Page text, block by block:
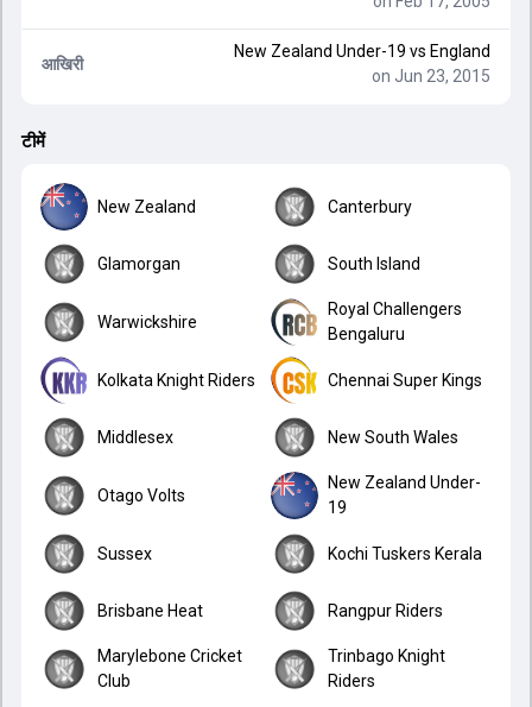
आखिरी
New Zealand Under-19 vs England
on Jun 23, 2015
टीमें
New Zealand Canterbury
Glamorgan South Island
Warwickshire
Royal Challengers
Bengaluru
Kolkata Knight Riders Chennai Super Kings
Middlesex New South Wales
Otago Volts
New Zealand Under-
19
Sussex Kochi Tuskers Kerala
Brisbane Heat Rangpur Riders
Marylebone Cricket
Club
Trinbago Knight
Riders